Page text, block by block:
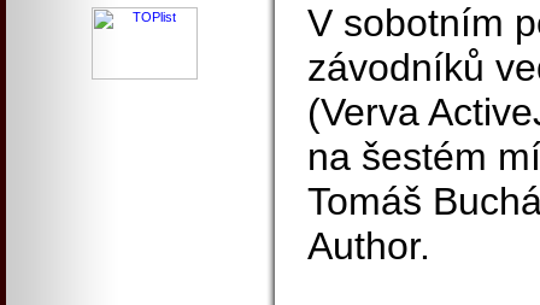
V sobotním
závodníků
(Verva
na šestém
Tomáš
Author.